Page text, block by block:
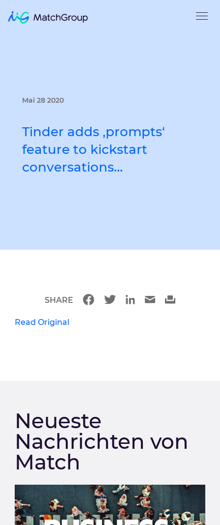
Mai 28 2020
Tinder adds ‚prompts‘
feature to kickstart
conversations…
Read Original
SHARE
Neueste
Nachrichten von
Match